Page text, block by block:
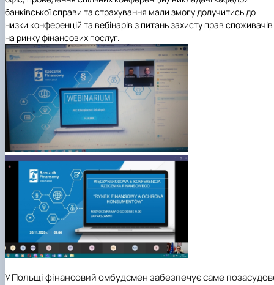
банківської справи та страхування мали змогу долучитись до
низки конференцій та вебінарів з питань захисту прав споживачів
на ринку фінансових послуг.
У Польщі фінансовий омбудсмен забезпечує саме